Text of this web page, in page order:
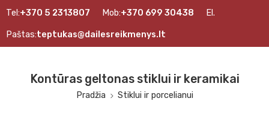
Tel:+370 5 2313807 Mob:+370 699 30438 El.
Paštas:teptukas@dailesreikmenys.lt
Kontūras geltonas stiklui ir keramikai
Pradžia Stiklui ir porcelianui